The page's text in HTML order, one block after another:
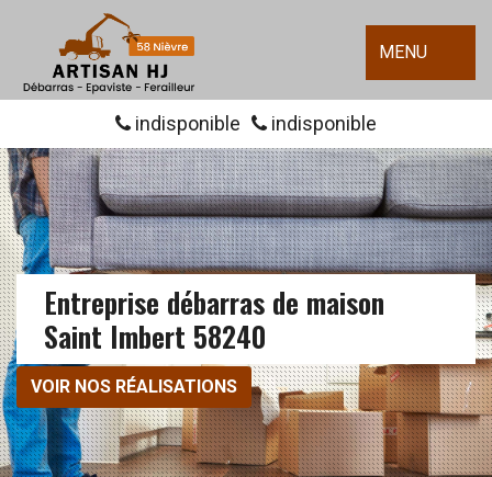
MENU
indisponible indisponible
Entreprise débarras de maison
Saint Imbert 58240
VOIR NOS RÉALISATIONS